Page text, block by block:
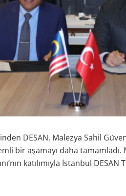
DESAN, Malezya Sahil
bir aşamayı daha tamamladı.
katılımıyla İstanbul